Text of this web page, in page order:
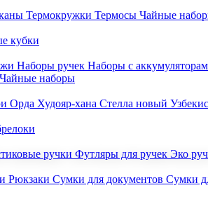
Термокружки Термосы Чайные
кубки
Наборы ручек Наборы с
Чайные наборы
Орда Худояр-хана Стелла новый
ручки Футляры для ручек Эко
Рюкзаки Сумки для документов Сумки
с логотипом. В нашем